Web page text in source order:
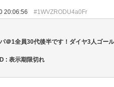
20:06:56 #1WVZRODU4a0Fr
＠1全員30代後半です！ダイヤ3人ゴー
: 表示期限切れ